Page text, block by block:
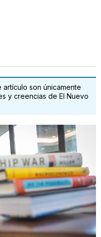
son únicamente
y creencias de El Nuevo